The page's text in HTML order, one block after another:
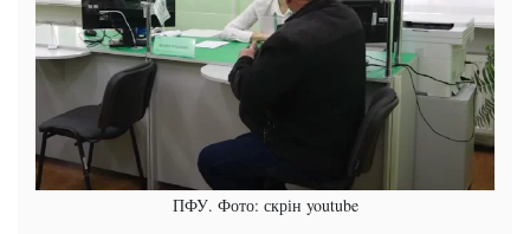
ПФУ. Фото: скрін youtube